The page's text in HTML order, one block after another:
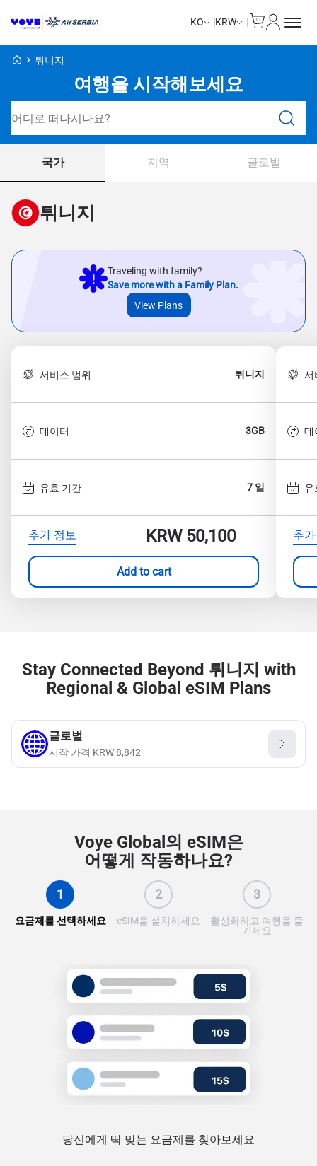
KO KRW
Voye Homepage
튀니지
여행을 시작해보세요
국가 지역 글로벌
튀니지
Traveling with family?
Save more with a Family Plan.
View Plans
서비스 범위 튀니지
데이터 3GB
유효 기간 7 일
추가 정보 KRW 50,100
Add to cart
서
데
유
추
Stay Connected Beyond 튀니지 with
Regional & Global eSIM Plans
글로벌
시작 가격 KRW8,842
Voye Global의 eSIM은
어떻게 작동하나요?
1
요금제를 선택하세요
2
eSIM을 설치하세요
3
활성화하고 여행을 즐
기세요
당신에게 딱 맞는 요금제를 찾아보세요